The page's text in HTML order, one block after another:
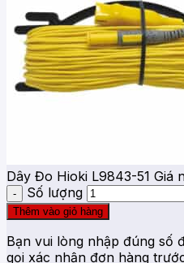
Dây Đo Hioki L9843-51 Giá
Số lượng
Thêm vào giỏ hàng
Bạn vui lòng nhập đúng số
gọi xác nhận đơn hàng